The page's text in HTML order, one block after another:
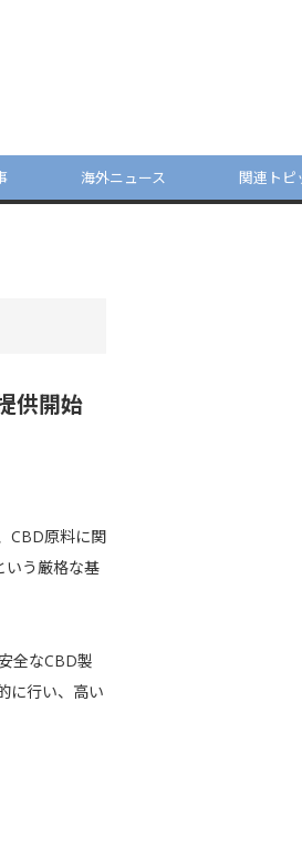
海外ニュース 関連トピ
供開始
CBD原料に関
いう厳格な基
全なCBD製
に行い、高い